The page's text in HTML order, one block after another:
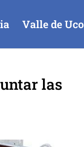
Valle de Uco
las